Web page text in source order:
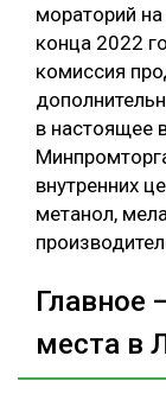
мораторий
конца 2022
комиссия
в настоящее
внутренних
метанол,
Главное
места в